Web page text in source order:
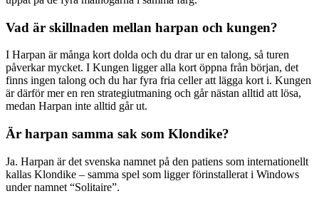
Vad är skillnaden mellan harpan och kungen?
I Harpan är många kort dolda och du drar ur en talong, så turen
påverkar mycket. I Kungen ligger alla kort öppna från början, det
finns ingen talong och du har fyra fria celler att lägga kort i. Kungen
är därför mer en ren strategiutmaning och går nästan alltid att lösa,
medan Harpan inte alltid går ut.
Är harpan samma sak som Klondike?
Ja. Harpan är det svenska namnet på den patiens som internationellt
kallas Klondike – samma spel som ligger förinstallerat i Windows
under namnet “Solitaire”.